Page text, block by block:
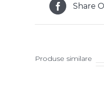
Share
Produse similare